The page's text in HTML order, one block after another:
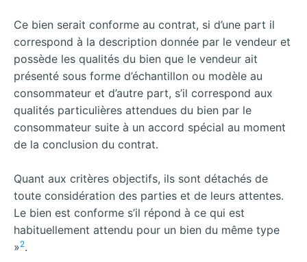
Ce bien serait conforme au contrat, si d’une part il
correspond à la description donnée par le vendeur et
possède les qualités du bien que le vendeur ait
présenté sous forme d’échantillon ou modèle au
consommateur et d’autre part, s’il correspond aux
qualités particulières attendues du bien par le
consommateur suite à un accord spécial au moment
de la conclusion du contrat.
Quant aux critères objectifs, ils sont détachés de
toute considération des parties et de leurs attentes.
Le bien est conforme s’il répond à ce qui est
habituellement attendu pour un bien du même type
»2.